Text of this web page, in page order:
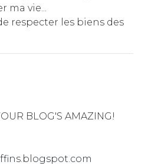
vie...
respecter les biens des
BLOG'S AMAZING!